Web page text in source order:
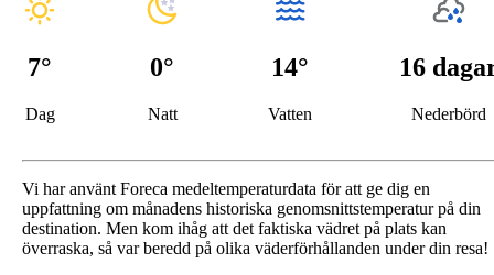
7°
Dag
0°
Natt
14°
Vatten
16
Nederbörd
Vi har använt Foreca medeltemperaturdata för att ge dig en
uppfattning om månadens historiska genomsnittstemperatur på din
destination. Men kom ihåg att det faktiska vädret på plats kan
överraska, så var beredd på olika väderförhållanden under din resa!